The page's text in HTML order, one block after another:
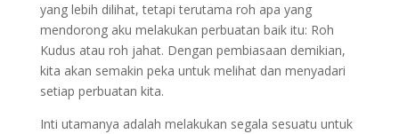
yang lebih dilihat, tetapi terutama roh apa yang
mendorong aku melakukan perbuatan baik itu: Roh
Kudus atau roh jahat. Dengan pembiasaan demikian,
kita akan semakin peka untuk melihat dan menyadari
setiap perbuatan kita.
Inti utamanya adalah melakukan segala sesuatu untuk